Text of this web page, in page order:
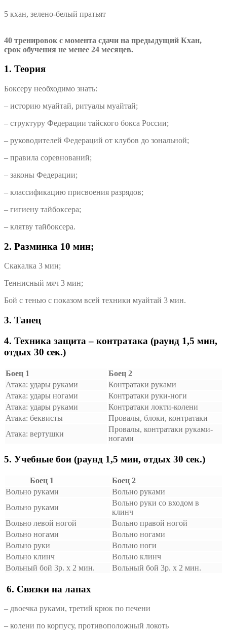
5 кхан, зелено-белый пратьят
40 тренировок с момента сдачи на предыдущий Кхан,
срок обучения не менее 24 месяцев.
1. Теория
Боксеру необходимо знать:
– историю муайтай, ритуалы муайтай;
– структуру Федерации тайского бокса России;
– руководителей Федераций от клубов до зональной;
– правила соревнований;
– законы Федерации;
– классификацию присвоения разрядов;
– гигиену тайбоксера;
– клятву тайбоксера.
2. Разминка 10 мин;
Скакалка 3 мин;
Теннисный мяч 3 мин;
Бой с тенью с показом всей техники муайтай 3 мин.
3. Танец
4. Техника защита – контратака (раунд 1,5 мин,
отдых 30 сек.)
Боец 1
Боец 2
Атака: удары руками
Контратаки руками
Атака: удары ногами
Контратаки руки-ноги
Атака: удары руками
Контратаки локти-колени
Атака: беквисты
Провалы, блоки, контратаки
Атака: вертушки
Провалы, контратаки руками-
ногами
5. Учебные бои (раунд 1,5 мин, отдых 30 сек.)
Боец 1
Боец 2
Вольно руками
Вольно руками
Вольно руками
Вольно руки со входом в
клинч
Вольно левой ногой
Вольно правой ногой
Вольно ногами
Вольно ногами
Вольно руки
Вольно ноги
Вольно клинч
Вольно клинч
Вольный бой 3р. х 2 мин.
Вольный бой 3р. х 2 мин.
6. Связки на лапах
– двоечка руками, третий крюк по печени
– колени по корпусу, противоположный локоть